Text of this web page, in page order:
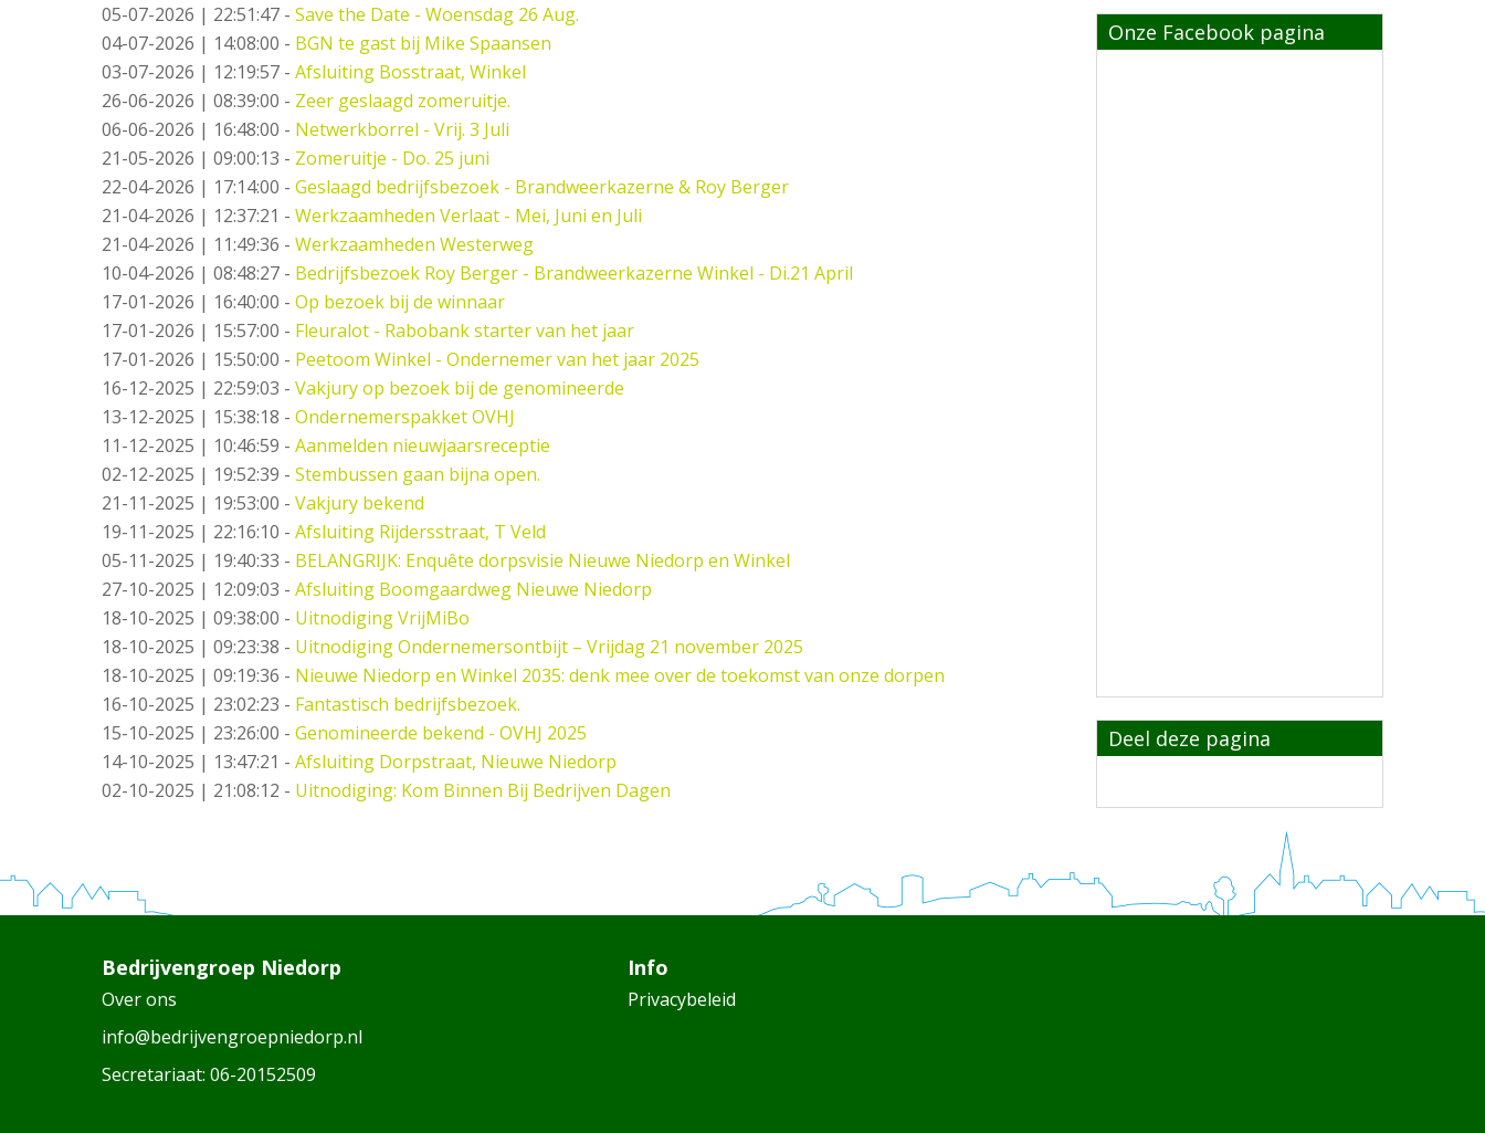
05-07-2026 | 22:51:47 - Save the Date - Woensdag 26 Aug.
04-07-2026 | 14:08:00 - BGN te gast bij Mike Spaansen
03-07-2026 | 12:19:57 - Afsluiting Bosstraat, Winkel
26-06-2026 | 08:39:00 - Zeer geslaagd zomeruitje.
06-06-2026 | 16:48:00 - Netwerkborrel - Vrij. 3 Juli
21-05-2026 | 09:00:13 - Zomeruitje - Do. 25 juni
22-04-2026 | 17:14:00 - Geslaagd bedrijfsbezoek - Brandweerkazerne & Roy Berger
21-04-2026 | 12:37:21 - Werkzaamheden Verlaat - Mei, Juni en Juli
21-04-2026 | 11:49:36 - Werkzaamheden Westerweg
10-04-2026 | 08:48:27 - Bedrijfsbezoek Roy Berger - Brandweerkazerne Winkel - Di.21 April
17-01-2026 | 16:40:00 - Op bezoek bij de winnaar
17-01-2026 | 15:57:00 - Fleuralot - Rabobank starter van het jaar
17-01-2026 | 15:50:00 - Peetoom Winkel - Ondernemer van het jaar 2025
16-12-2025 | 22:59:03 - Vakjury op bezoek bij de genomineerde
13-12-2025 | 15:38:18 - Ondernemerspakket OVHJ
11-12-2025 | 10:46:59 - Aanmelden nieuwjaarsreceptie
02-12-2025 | 19:52:39 - Stembussen gaan bijna open.
21-11-2025 | 19:53:00 - Vakjury bekend
19-11-2025 | 22:16:10 - Afsluiting Rijdersstraat, T Veld
05-11-2025 | 19:40:33 - BELANGRIJK: Enquête dorpsvisie Nieuwe Niedorp en Winkel
27-10-2025 | 12:09:03 - Afsluiting Boomgaardweg Nieuwe Niedorp
18-10-2025 | 09:38:00 - Uitnodiging VrijMiBo
18-10-2025 | 09:23:38 - Uitnodiging Ondernemersontbijt – Vrijdag 21 november 2025
18-10-2025 | 09:19:36 - Nieuwe Niedorp en Winkel 2035: denk mee over de toekomst van onze dorpen
16-10-2025 | 23:02:23 - Fantastisch bedrijfsbezoek.
15-10-2025 | 23:26:00 - Genomineerde bekend - OVHJ 2025
14-10-2025 | 13:47:21 - Afsluiting Dorpstraat, Nieuwe Niedorp
02-10-2025 | 21:08:12 - Uitnodiging: Kom Binnen Bij Bedrijven Dagen
Onze Facebook pagina
Deel deze pagina
Bedrijvengroep Niedorp
Over ons
info@bedrijvengroepniedorp.nl
Secretariaat: 06-20152509
Info
Privacybeleid